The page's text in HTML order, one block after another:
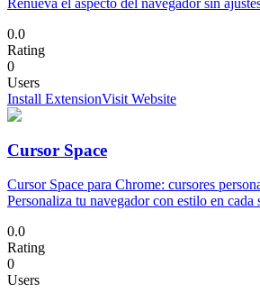
Renueva el aspecto del navegador sin
0.0
Rating
0
Users
Install ExtensionVisit Website
Cursor Space
Cursor Space para Chrome: cursores
Personaliza tu navegador con estilo en cada
0.0
Rating
0
Users